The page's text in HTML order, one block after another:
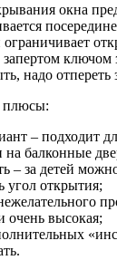
окна
запертом ключом
надо
плюсы:
– подходит
на балконные
– за детей
угол открытия;
очень высокая;